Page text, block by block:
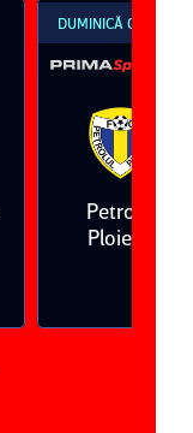
DUMINICĂ 09 AUG,
Petrolul
Ploieşti